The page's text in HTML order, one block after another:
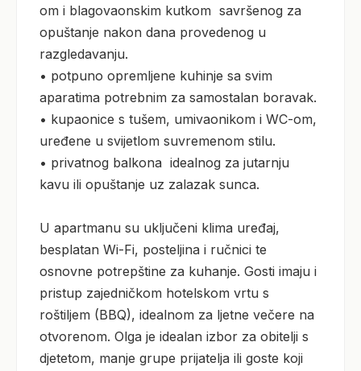
om i blagovaonskim kutkom  savršenog za
opuštanje nakon dana provedenog u
razgledavanju.
• potpuno opremljene kuhinje sa svim
aparatima potrebnim za samostalan boravak.
• kupaonice s tušem, umivaonikom i WC-om,
uređene u svijetlom suvremenom stilu.
• privatnog balkona  idealnog za jutarnju
kavu ili opuštanje uz zalazak sunca.
U apartmanu su uključeni klima uređaj,
besplatan Wi-Fi, posteljina i ručnici te
osnovne potrepštine za kuhanje. Gosti imaju i
pristup zajedničkom hotelskom vrtu s
roštiljem (BBQ), idealnom za ljetne večere na
otvorenom. Olga je idealan izbor za obitelji s
djetetom, manje grupe prijatelja ili goste koji